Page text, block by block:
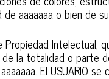
aaaaaaa o bien de
Intelectual,
de la totalidad o parte
El USUARIO